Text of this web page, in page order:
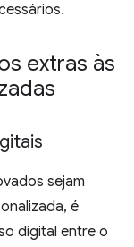
extras às
sejam
é
digital entre o